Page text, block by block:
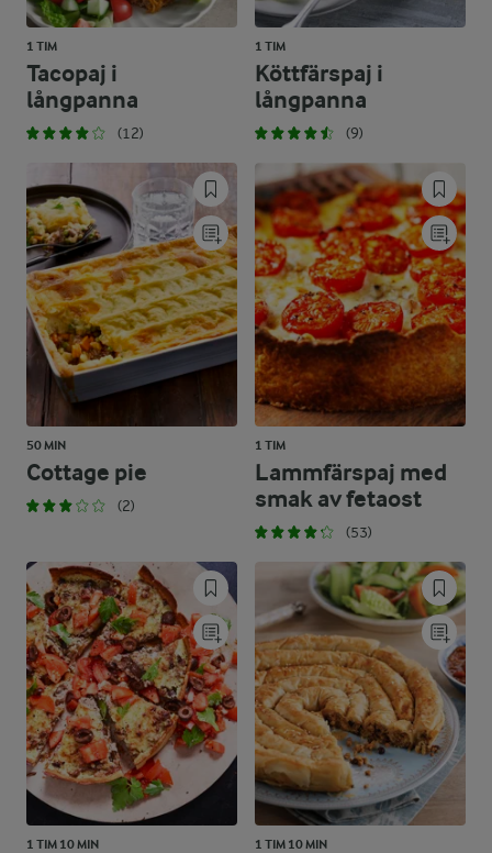
1 TIM
Tacopaj i
långpanna
(12)
1 TIM
Köttfärspaj i
långpanna
(9)
50 MIN
Cottage pie
(2)
1 TIM
Lammfärspaj med
smak av fetaost
(53)
1 TIM 10 MIN 1 TIM 10 MIN